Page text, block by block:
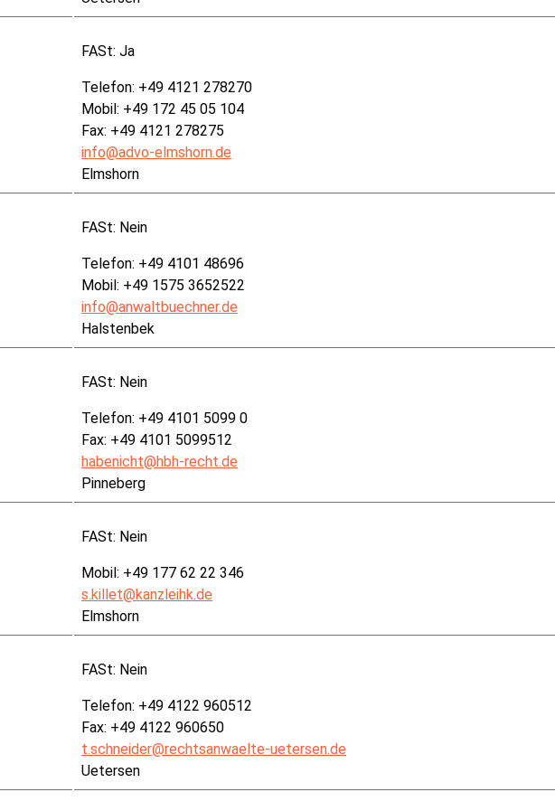
FASt: Ja
Telefon: +49 4121 278270
Mobil: +49 172 45 05 104
Fax: +49 4121 278275
info@advo-elmshorn.de
Elmshorn
FASt: Nein
Telefon: +49 4101 48696
Mobil: +49 1575 3652522
info@anwaltbuechner.de
Halstenbek
FASt: Nein
Telefon: +49 4101 5099 0
Fax: +49 4101 5099512
habenicht@hbh-recht.de
Pinneberg
FASt: Nein
Mobil: +49 177 62 22 346
s.killet@kanzleihk.de
Elmshorn
FASt: Nein
Telefon: +49 4122 960512
Fax: +49 4122 960650
t.schneider@rechtsanwaelte-uetersen.de
Uetersen